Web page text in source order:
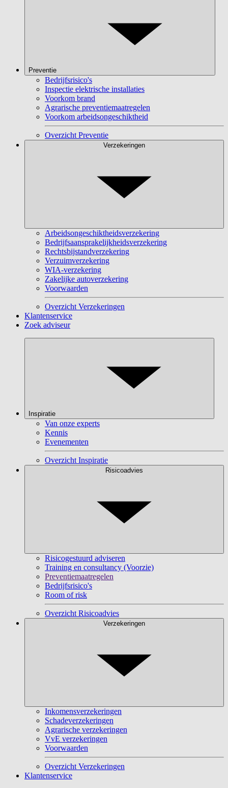
Preventie
Bedrijfsrisico's
Inspectie elektrische installaties
Voorkom brand
Agrarische preventiemaatregelen
Voorkom arbeidsongeschiktheid
Overzicht Preventie
Verzekeringen
Arbeidsongeschiktheidsverzekering
Bedrijfsaansprakelijkheidsverzekering
Rechtsbijstandverzekering
Verzuimverzekering
WIA-verzekering
Zakelijke autoverzekering
Voorwaarden
Overzicht Verzekeringen
Klantenservice
Zoek adviseur
Inspiratie
Van onze experts
Kennis
Evenementen
Overzicht Inspiratie
Risicoadvies
Risicogestuurd adviseren
Training en consultancy (Voorzie)
Preventiemaatregelen
Bedrijfsrisico's
Room of risk
Overzicht Risicoadvies
Verzekeringen
Inkomensverzekeringen
Schadeverzekeringen
Agrarische verzekeringen
VvE verzekeringen
Voorwaarden
Overzicht Verzekeringen
Klantenservice